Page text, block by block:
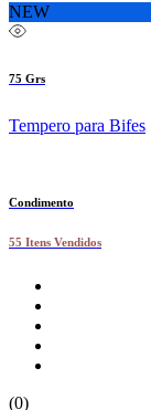
NEW
75 Grs
Tempero para Bifes
Condimento
55 Itens Vendidos
(0)